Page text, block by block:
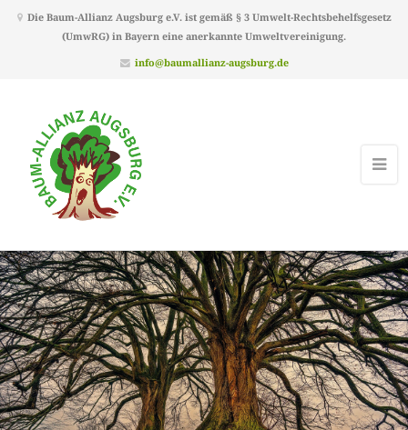
Die Baum-Allianz Augsburg e.V. ist gemäß § 3 Umwelt-Rechtsbehelfsgesetz
(UmwRG) in Bayern eine anerkannte Umweltvereinigung.
info@baumallianz-augsburg.de